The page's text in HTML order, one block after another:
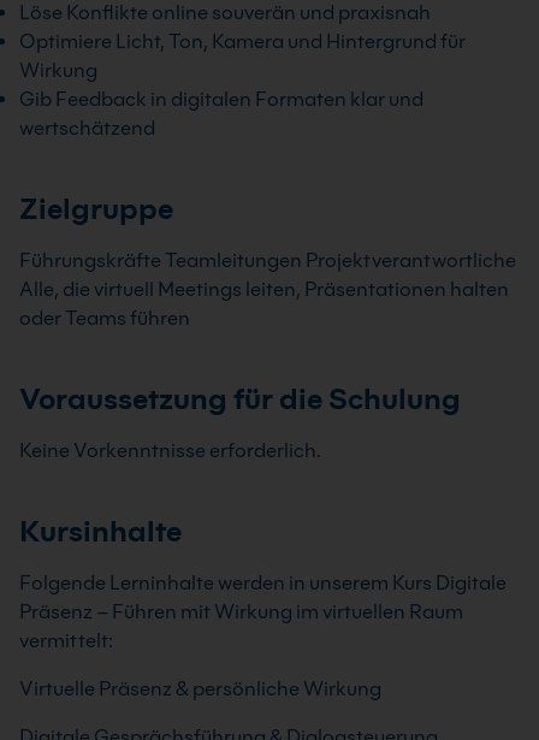
Löse Konflikte online souverän und praxisnah
Optimiere Licht, Ton, Kamera und Hintergrund für
Wirkung
Gib Feedback in digitalen Formaten klar und
wertschätzend
Zielgruppe
Führungskräfte Teamleitungen Projektverantwortliche
Alle, die virtuell Meetings leiten, Präsentationen halten
oder Teams führen
Voraussetzung für die Schulung
Keine Vorkenntnisse erforderlich.
Kursinhalte
Folgende Lerninhalte werden in unserem Kurs Digitale
Präsenz – Führen mit Wirkung im virtuellen Raum
vermittelt:
Virtuelle Präsenz & persönliche Wirkung